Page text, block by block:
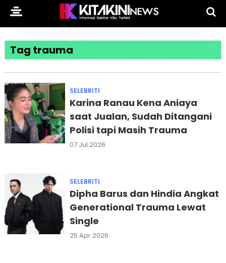
Tag trauma
SELEBRITI
Karina Ranau Kena Aniaya
saat Jualan, Sudah Ditangani
Polisi tapi Masih Trauma
07 Jul 2026
SELEBRITI
Dipha Barus dan Hindia Angkat
Generational Trauma Lewat
Single
25 Apr 2026